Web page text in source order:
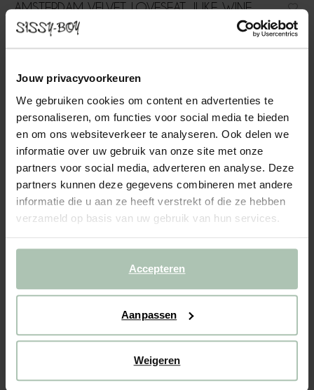
Jouw privacyvoorkeuren
We gebruiken cookies om content en advertenties te
personaliseren, om functies voor social media te bieden
en om ons websiteverkeer te analyseren. Ook delen we
informatie over uw gebruik van onze site met onze
partners voor social media, adverteren en analyse. Deze
partners kunnen deze gegevens combineren met andere
informatie die u aan ze heeft verstrekt of die ze hebben
verzameld op basis van uw gebruik van hun services.
Accepteren
Aanpassen
Weigeren
AMSTERDAM VELVET LOVESEAT JUKE WINE
RED
Comfortabele velvet loveseat uit de Amsterdam serie. De
fauteuil heeft dankzij het zachte, velvet materiaal een luxe
levering kan de stoel in kleur afwijken van de stofst...
Loveseat (1x) + opties
2 Stof: Juke Wine red 39 + kleuropties
CBW garantie
We maken de bank gebruiksklaar
Verpakkingsmateriaal nemen we mee